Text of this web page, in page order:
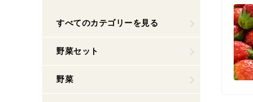
すべてのカテゴリーを見る
野菜セット
野菜